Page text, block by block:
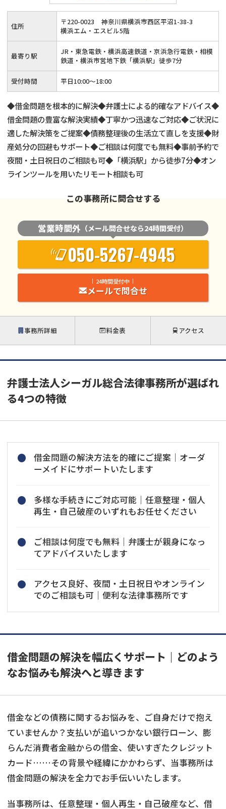
住所 〒220-0023
神奈川県横浜市西区平沼1-38-3
横浜エム・エスビル5階
最寄り駅
JR・東急電鉄・横浜高速鉄道・京浜急行電鉄・相模
鉄道・横浜市営地下鉄「横浜駅」徒歩7分
受付時間 平日10:00～18:00
◆借金問題を根本的に解決◆弁護士による的確なアドバイス◆
借金問題の豊富な解決実績◆丁寧かつ迅速なご対応◆ご状況に
適した解決策をご提案◆債務整理後の生活立て直しを支援◆財
産処分の回避もサポート◆ご相談は何度でも無料◆事前予約で
夜間・土日祝日のご相談も可◆「横浜駅」から徒歩7分◆オン
ラインツールを用いたリモート相談も可
この事務所に問合せする
営業時間外 （メール問合せなら24時間受付）
050-5267-4945
24時間受付中
メールで問合せ
事務所詳細 料金表 アクセス
弁護士法人シーガル総合法律事務所が選ばれ
る4つの特徴
借金問題の解決方法を的確にご提案｜オーダ
ーメイドにサポートいたします
多様な手続きにご対応可能｜任意整理・個人
再生・自己破産のいずれもお任せください
ご相談は何度でも無料｜弁護士が親身になっ
てアドバイスいたします
アクセス良好、夜間・土日祝日やオンライン
でのご相談も可｜便利な法律事務所です
借金問題の解決を幅広くサポート｜どのよう
なお悩みも解決へと導きます
借金などの債務に関するお悩みを、ご自身だけで抱え
ていませんか？支払いが追いつかない銀行ローン、膨
らんだ消費者金融からの借金、使いすぎたクレジット
カード……その背景や経緯にかかわらず、当事務所は
借金問題の解決を全力でお手伝いいたします。
当事務所は、任意整理・個人再生・自己破産など、借